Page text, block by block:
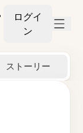
ログイ
ン
ストーリー